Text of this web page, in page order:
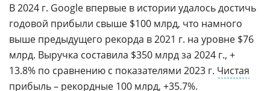
В 2024 г. Google впервые в истории удалось достичь
годовой прибыли свыше $100 млрд, что намного
выше предыдущего рекорда в 2021 г. на уровне $76
млрд. Выручка составила $350 млрд за 2024 г., +
13.8% по сравнению с показателями 2023 г. Чистая
прибыль– рекордные 100 млрд, +35.7%.